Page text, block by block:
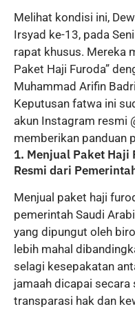
Melihat kondisi ini,
Irsyad ke-13, pada
rapat khusus. Mereka
Paket Haji Furoda”
Muhammad Arifin
Keputusan fatwa ini
akun Instagram resmi
memberikan panduan
1. Menjual Paket Haji
Resmi dari
Menjual paket haji
pemerintah Saudi
yang dipungut oleh
lebih mahal
selagi kesepakatan
jamaah dicapai secara
transparasi hak dan